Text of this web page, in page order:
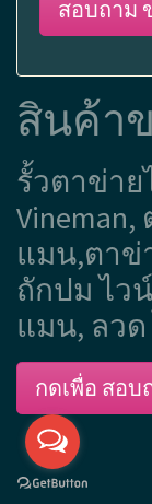
สอบถาม
สินค้า
รั้วตาข่า
แมน,ตาข่
ถักปม ไว
แมน, ลว
กดเพื่อ สอบ